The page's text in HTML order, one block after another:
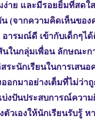
ง่าย และมีรอยยิ้มที่สดใ
(จากความคิดเห็นของ
อารมณ์ดี เข้ากับเด็กๆไ
นในกลุ่มเพื่อน ลักษณะก
ระนักเรียนในการเสนอ
ออกมาอย่างเต็มที่ไม่ว่า
งปันประสบการณ์ความ
วเองให้นักเรียนรับรู้ ห